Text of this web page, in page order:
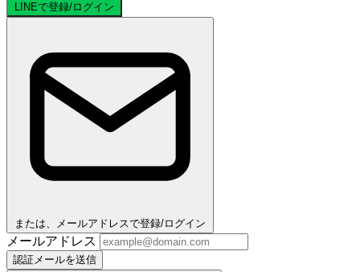
LINEで登録/ログイン
または、メールアドレスで登録/ログイン
メールアドレス
認証メールを送信